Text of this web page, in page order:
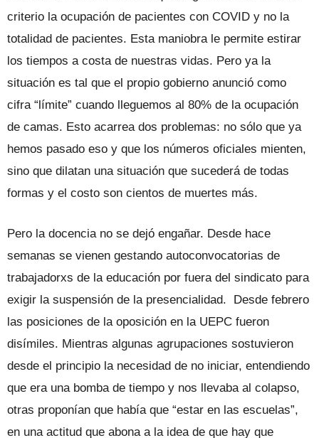
criterio la ocupación de pacientes con COVID y no la
totalidad de pacientes. Esta maniobra le permite estirar
los tiempos a costa de nuestras vidas. Pero ya la
situación es tal que el propio gobierno anunció como
cifra “límite” cuando lleguemos al 80% de la ocupación
de camas. Esto acarrea dos problemas: no sólo que ya
hemos pasado eso y que los números oficiales mienten,
sino que dilatan una situación que sucederá de todas
formas y el costo son cientos de muertes más.
Pero la docencia no se dejó engañar. Desde hace
semanas se vienen gestando autoconvocatorias de
trabajadorxs de la educación por fuera del sindicato para
exigir la suspensión de la presencialidad. Desde febrero
las posiciones de la oposición en la UEPC fueron
disímiles. Mientras algunas agrupaciones sostuvieron
desde el principio la necesidad de no iniciar, entendiendo
que era una bomba de tiempo y nos llevaba al colapso,
otras proponían que había que “estar en las escuelas”,
en una actitud que abona a la idea de que hay que